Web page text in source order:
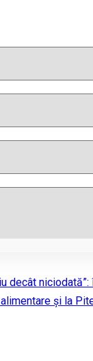
decât niciodată”:
și la